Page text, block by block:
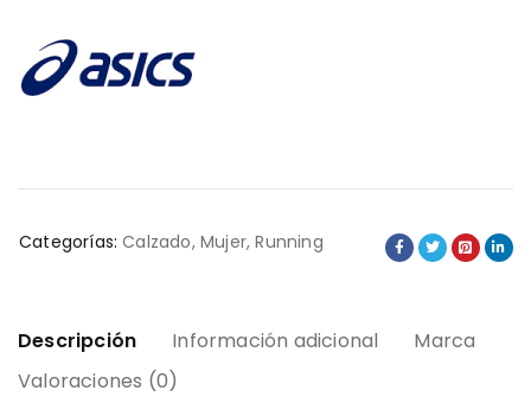
Categorías: Calzado,Mujer,Running
Descripción Información adicional
Marca
Valoraciones (0)